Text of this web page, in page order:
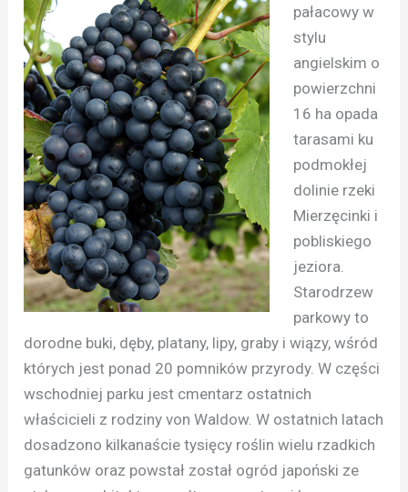
pałacowy w
stylu
angielskim o
powierzchni
16 ha opada
tarasami ku
podmokłej
dolinie rzeki
Mierzęcinki i
pobliskiego
jeziora.
Starodrzew
parkowy to
dorodne buki, dęby, platany, lipy, graby i wiązy, wśród
których jest ponad 20 pomników przyrody. W części
wschodniej parku jest cmentarz ostatnich
właścicieli z rodziny von Waldow. W ostatnich latach
dosadzono kilkanaście tysięcy roślin wielu rzadkich
gatunków oraz powstał został ogród japoński ze